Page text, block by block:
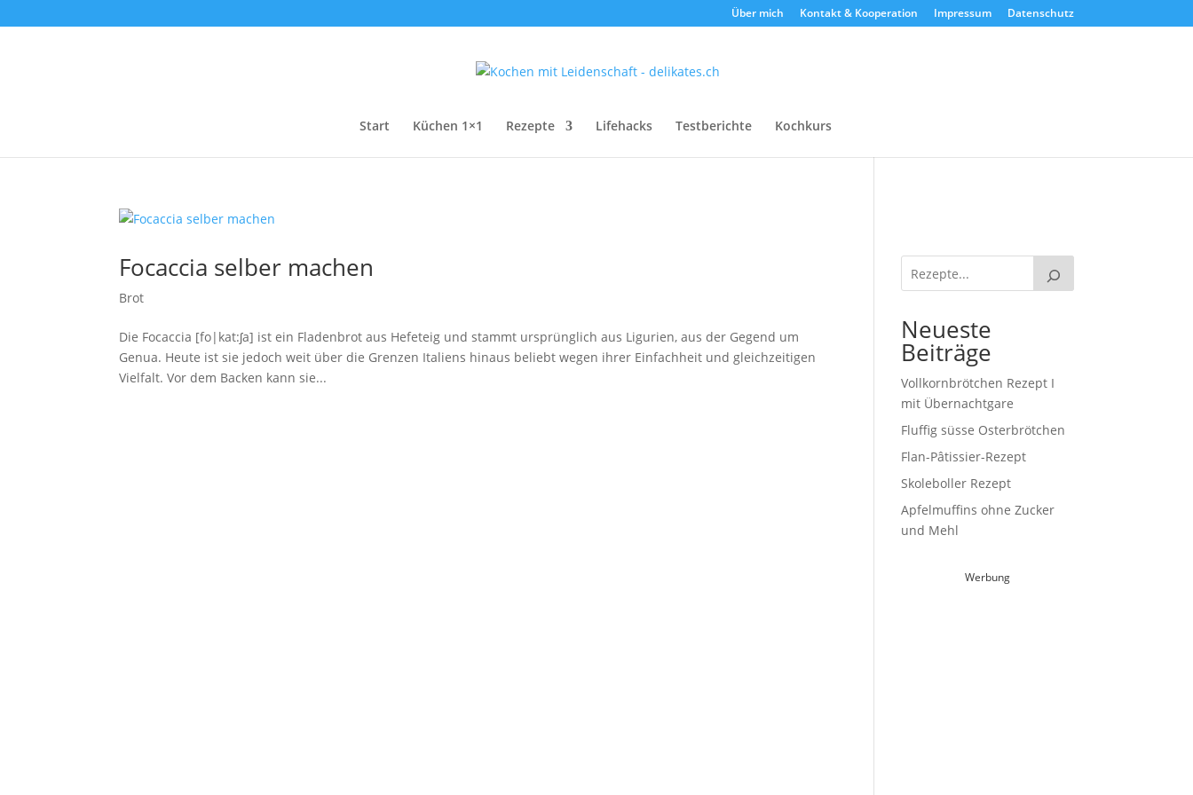
Über mich Kontakt & Kooperation Impressum Datenschutz
Start Küchen 1×1 Rezepte Lifehacks Testberichte Kochkurs
Focaccia selber machen
Brot
Die Focaccia [fo|kat:ʃa] ist ein Fladenbrot aus Hefeteig und stammt ursprünglich aus Ligurien, aus der Gegend um
Genua. Heute ist sie jedoch weit über die Grenzen Italiens hinaus beliebt wegen ihrer Einfachheit und gleichzeitigen
Vielfalt. Vor dem Backen kann sie...
Neueste
Beiträge
Vollkornbrötchen Rezept I
mit Übernachtgare
Fluffig süsse Osterbrötchen
Flan-Pâtissier-Rezept
Skoleboller Rezept
Apfelmuffins ohne Zucker
und Mehl
Werbung